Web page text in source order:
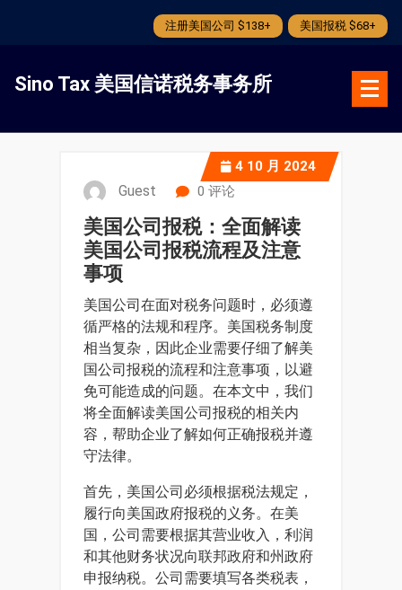
注册美国公司 $138+ 美国报税 $68+
Sino Tax 美国信诺税务事务所
4 10 月 2024
Guest 0 评论
美国公司报税：全面解读
美国公司报税流程及注意
事项
美国公司在面对税务问题时，必须遵
循严格的法规和程序。美国税务制度
相当复杂，因此企业需要仔细了解美
国公司报税的流程和注意事项，以避
免可能造成的问题。在本文中，我们
将全面解读美国公司报税的相关内
容，帮助企业了解如何正确报税并遵
守法律。
首先，美国公司必须根据税法规定，
履行向美国政府报税的义务。在美
国，公司需要根据其营业收入，利润
和其他财务状况向联邦政府和州政府
申报纳税。公司需要填写各类税表，